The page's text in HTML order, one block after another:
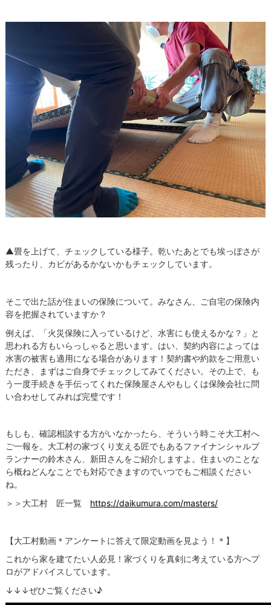
▲畳を上げて、チェックしている様子。乾いたあとでも埃っぽさが
残ったり、カビがあるかないかもチェックしています。
そこで出た話が住まいの保険について。みなさん、ご自宅の保険内
容を把握されていますか？
例えば、
「火災保険に入っているけど、水害にも使えるかな？」 と
思われる方もいらっしゃると思います。はい、契約内容によっては
水害の被害も適用になる場合があります！契約書や約款をご用意い
ただき、まずはご自身でチェックしてみてください。その上で、も
う一度手続きを手伝ってくれた保険屋さんやもしくは保険会社に問
い合わせしてみれば完璧です！
もしも、確認相談する方がいなかったら、そういう時こそ大工村へ
ご一報を。大工村の家づくり支える匠でもあるファイナンシャルプ
ランナーの鈴木さん、新田さんをご紹介しますよ。住まいのことな
ら概ねどんなことでも対応できますのでいつでもご相談ください
ね。
＞＞大工村 匠一覧 https://daikumura.com/masters/
【大工村動画＊アンケートに答えて限定動画を見よう！＊】
これから家を建てたい人必見！家づくりを真剣に考えている方へプ
ロがアドバイスしています。
↓↓↓ぜひご覧ください♪